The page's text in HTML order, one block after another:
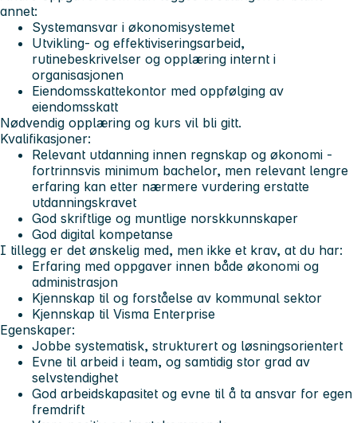
annet:
Systemansvar i økonomisystemet
Utvikling- og effektiviseringsarbeid,
rutinebeskrivelser og opplæring internt i
organisasjonen
Eiendomsskattekontor med oppfølging av
eiendomsskatt
Nødvendig opplæring og kurs vil bli gitt.
Kvalifikasjoner:
Relevant utdanning innen regnskap og økonomi -
fortrinnsvis minimum bachelor, men relevant lengre
erfaring kan etter nærmere vurdering erstatte
utdanningskravet
God skriftlige og muntlige norskkunnskaper
God digital kompetanse
I tillegg er det ønskelig med, men ikke et krav, at du har:
Erfaring med oppgaver innen både økonomi og
administrasjon
Kjennskap til og forståelse av kommunal sektor
Kjennskap til Visma Enterprise
Egenskaper:
Jobbe systematisk, strukturert og løsningsorientert
Evne til arbeid i team, og samtidig stor grad av
selvstendighet
God arbeidskapasitet og evne til å ta ansvar for egen
fremdrift